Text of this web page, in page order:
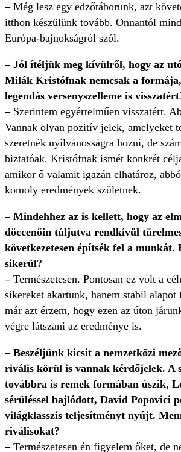
– Még lesz egy edzőtáborunk, azt
itthon készülünk tovább. Onnantól
Európa-bajnokságról szól.
– Jól ítéljük meg kívülről, hogy az
Milák Kristófnak nemcsak a
legendás versenyszelleme is
– Szerintem egyértelműen visszatért.
Vannak olyan pozitív jelek, amelyeket
szeretnék nyilvánosságra hozni, de
biztatóak. Kristófnak ismét konkrét
amikor ő valamit igazán elhatároz,
komoly eredmények születnek.
– Mindehhez az is kellett, hogy az
döccenőin túljutva rendkívül
következetesen építsék fel a munkát.
sikerül?
– Természetesen. Pontosan ez volt a
sikereket akartunk, hanem stabil
már azt érzem, hogy ezen az úton
végre látszani az eredménye is.
– Beszéljünk kicsit a nemzetközi
rivális körül is vannak kérdőjelek. A
továbbra is remek formában úszik,
sérüléssel bajlódott, David Popovici
világklasszis teljesítményt nyújt.
riválisokat?
– Természetesen én figyelem őket, de